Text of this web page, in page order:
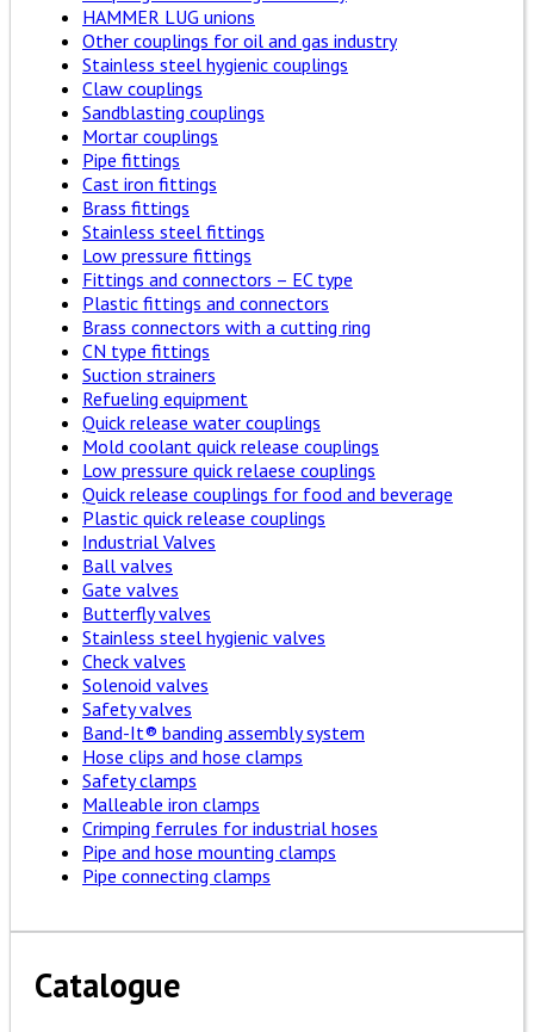
HAMMER LUG unions
Other couplings for oil and gas industry
Stainless steel hygienic couplings
Claw couplings
Sandblasting couplings
Mortar couplings
Pipe fittings
Cast iron fittings
Brass fittings
Stainless steel fittings
Low pressure fittings
Fittings and connectors – EC type
Plastic fittings and connectors
Brass connectors with a cutting ring
CN type fittings
Suction strainers
Refueling equipment
Quick release water couplings
Mold coolant quick release couplings
Low pressure quick relaese couplings
Quick release couplings for food and beverage
Plastic quick release couplings
Industrial Valves
Ball valves
Gate valves
Butterfly valves
Stainless steel hygienic valves
Check valves
Solenoid valves
Safety valves
Band-It® banding assembly system
Hose clips and hose clamps
Safety clamps
Malleable iron clamps
Crimping ferrules for industrial hoses
Pipe and hose mounting clamps
Pipe connecting clamps
Catalogue